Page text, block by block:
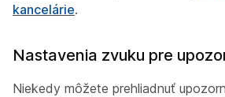
kancelárie.
Nastavenia zvuku pre
Niekedy môžete prehliadnuť